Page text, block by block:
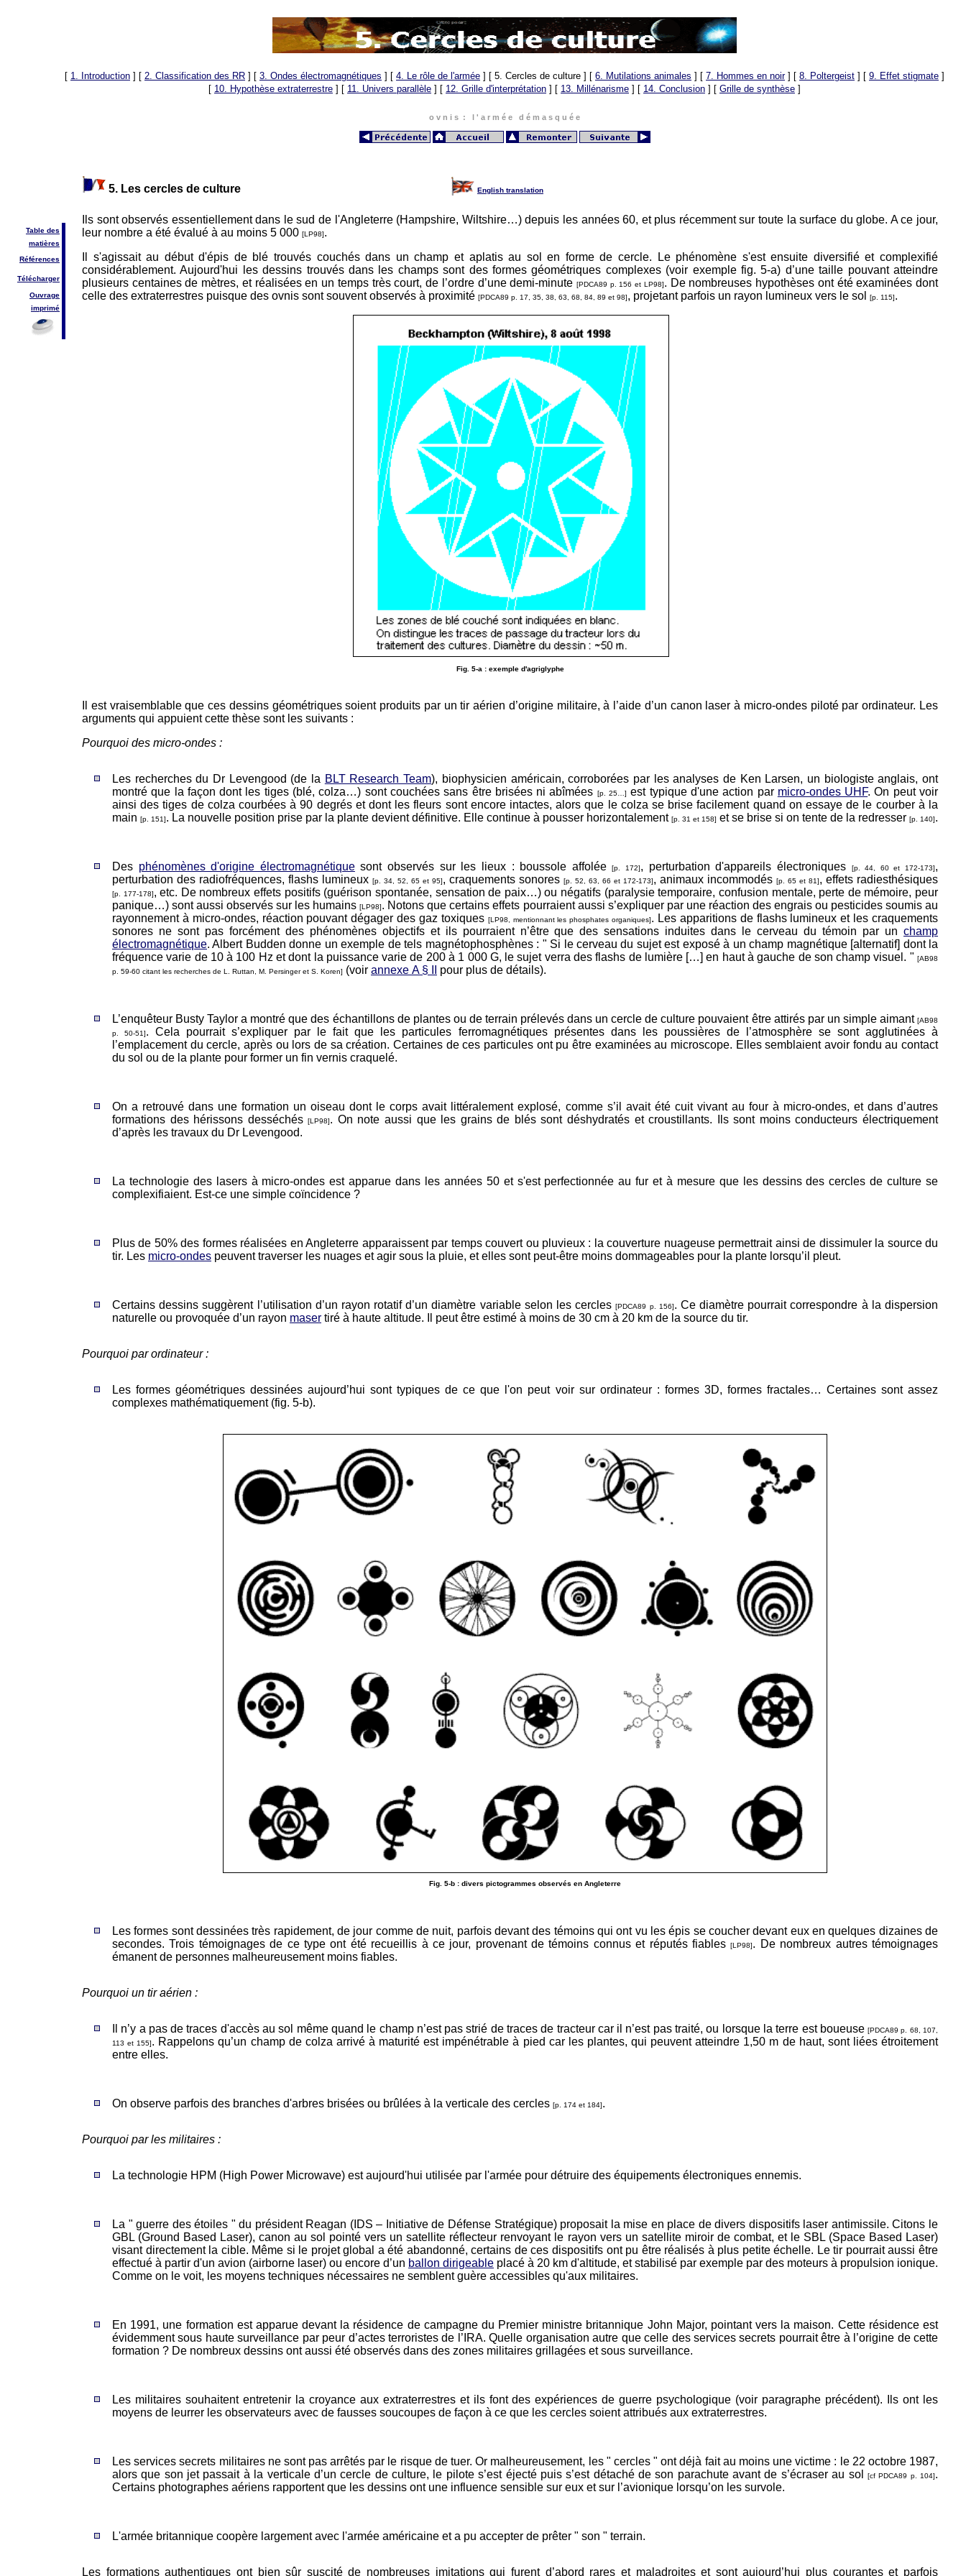
[ 1. Introduction ] [ 2. Classification des RR ] [ 3. Ondes électromagnétiques ] [ 4. Le rôle de l'armée ] [ 5. Cercles de culture ] [ 6. Mutilations animales ] [ 7. Hommes en noir] [ 8. Poltergeist ] [ 9. Effet stigmate ]
[ 10. Hypothèse extraterrestre ] [ 11. Univers parallèle ] [ 12. Grille d'interprétation ] [ 13. Millénarisme ] [ 14. Conclusion ] [ Grille de synthèse ]
o v n i s : l ' a r m é e d é m a s q u é e
Table des
matières
Références
Télécharger
Ouvrage
imprimé
5. Les cercles de culture English translation
Ils sont observés essentiellement dans le sud de l'Angleterre (Hampshire, Wiltshire…) depuis les années 60, et plus récemment sur toute la surface du globe. A ce jour,
leur nombre a été évalué à au moins 5 000 [LP98].
Il s'agissait au début d'épis de blé trouvés couchés dans un champ et aplatis au sol en forme de cercle. Le phénomène s'est ensuite diversifié et complexifié
considérablement. Aujourd'hui les dessins trouvés dans les champs sont des formes géométriques complexes (voir exemple fig. 5-a) d’une taille pouvant atteindre
plusieurs centaines de mètres, et réalisées en un temps très court, de l’ordre d’une demi-minute [PDCA89 p. 156 et LP98]. De nombreuses hypothèses ont été examinées dont
celle des extraterrestres puisque des ovnis sont souvent observés à proximité [PDCA89 p. 17, 35, 38, 63, 68, 84, 89 et 98], projetant parfois un rayon lumineux vers le sol [p. 115].
Fig. 5-a : exemple d'agriglyphe
Il est vraisemblable que ces dessins géométriques soient produits par un tir aérien d’origine militaire, à l’aide d’un canon laser à micro-ondes piloté par ordinateur. Les
arguments qui appuient cette thèse sont les suivants :
Pourquoi des micro-ondes :
Les recherches du Dr Levengood (de la BLT Research Team), biophysicien américain, corroborées par les analyses de Ken Larsen, un biologiste anglais, ont
montré que la façon dont les tiges (blé, colza…) sont couchées sans être brisées ni abîmées [p. 25…] est typique d'une action par micro-ondes UHF. On peut voir
ainsi des tiges de colza courbées à 90 degrés et dont les fleurs sont encore intactes, alors que le colza se brise facilement quand on essaye de le courber à la
main [p. 151]. La nouvelle position prise par la plante devient définitive. Elle continue à pousser horizontalement [p. 31 et 158] et se brise si on tente de la redresser [p. 140].
Des phénomènes d'origine électromagnétiquesont observés sur les lieux : boussole affolée[p. 172], perturbation d'appareils électroniques [p. 44, 60 et 172-173],
perturbation des radiofréquences, flashs lumineux [p. 34, 52, 65 et 95], craquements sonores [p. 52, 63, 66 et 172-173], animaux incommodés [p. 65 et 81], effets radiesthésiques
[p. 177-178], etc. De nombreux effets positifs (guérison spontanée, sensation de paix…) ou négatifs (paralysie temporaire, confusion mentale, perte de mémoire, peur
panique…) sont aussi observés sur les humains[LP98]. Notons que certains effets pourraient aussi s’expliquer par une réaction des engrais ou pesticides soumis au
rayonnement à micro-ondes, réaction pouvant dégager des gaz toxiques [LP98, mentionnant les phosphates organiques]. Les apparitions de flashs lumineux et les craquements
sonores ne sont pas forcément des phénomènes objectifs et ils pourraient n’être que des sensations induites dans le cerveau du témoin par un champ
électromagnétique. Albert Budden donne un exemple de tels magnétophosphènes : " Si le cerveau du sujet est exposé à un champ magnétique [alternatif] dont la
fréquence varie de 10 à 100 Hz et dont la puissance varie de 200 à 1 000 G, le sujet verra des flashs de lumière […] en haut à gauche de son champ visuel. " [AB98
p. 59-60 citant les recherches de L. Ruttan, M. Persinger et S. Koren] (voir annexe A § II pour plus de détails).
L’enquêteur Busty Taylor a montré que des échantillons de plantes ou de terrain prélevés dans un cercle de culture pouvaient être attirés par un simple aimant [AB98
p. 50-51]. Cela pourrait s’expliquer par le fait que les particules ferromagnétiques présentes dans les poussières de l’atmosphère se sont agglutinées à
l’emplacement du cercle, après ou lors de sa création. Certaines de ces particules ont pu être examinées au microscope. Elles semblaient avoir fondu au contact
du sol ou de la plante pour former un fin vernis craquelé.
On a retrouvé dans une formation un oiseau dont le corps avait littéralement explosé, comme s’il avait été cuit vivant au four à micro-ondes, et dans d’autres
formations des hérissons desséchés[LP98]. On note aussi que les grains de blés sont déshydratés et croustillants. Ils sont moins conducteurs électriquement
d’après les travaux du Dr Levengood.
La technologie des lasers à micro-ondes est apparue dans les années 50 et s'est perfectionnée au fur et à mesure que les dessins des cercles de culture se
complexifiaient. Est-ce une simple coïncidence ?
Plus de 50% des formes réalisées en Angleterre apparaissent par temps couvert ou pluvieux : la couverture nuageuse permettrait ainsi de dissimuler la source du
tir. Les micro-ondes peuvent traverser les nuages et agir sous la pluie, et elles sont peut-être moins dommageables pour la plante lorsqu’il pleut.
Certains dessins suggèrent l’utilisation d’un rayon rotatif d’un diamètre variable selon les cercles[PDCA89 p. 156]. Ce diamètre pourrait correspondre à la dispersion
naturelle ou provoquée d’un rayon maser tiré à haute altitude. Il peut être estimé à moins de 30 cm à 20 km de la source du tir.
Pourquoi par ordinateur :
Les formes géométriques dessinées aujourd’hui sont typiques de ce que l'on peut voir sur ordinateur : formes 3D, formes fractales… Certaines sont assez
complexes mathématiquement (fig. 5-b).
Fig. 5-b : divers pictogrammes observés en Angleterre
Les formes sont dessinées très rapidement, de jour comme de nuit, parfois devant des témoins qui ont vu les épis se coucher devant eux en quelques dizaines de
secondes. Trois témoignages de ce type ont été recueillis à ce jour, provenant de témoins connus et réputés fiables[LP98]. De nombreux autres témoignages
émanent de personnes malheureusement moins fiables.
Pourquoi un tir aérien :
Il n’y a pas de traces d'accès au sol même quand le champ n’est pas strié de traces de tracteur car il n’est pas traité, ou lorsque la terre est boueuse[PDCA89 p. 68, 107,
113 et 155]. Rappelons qu’un champ de colza arrivé à maturité est impénétrable à pied car les plantes, qui peuvent atteindre 1,50 m de haut, sont liées étroitement
entre elles.
On observe parfois des branches d'arbres brisées ou brûlées à la verticale des cercles [p. 174 et 184].
Pourquoi par les militaires :
La technologie HPM (High Power Microwave) est aujourd'hui utilisée par l'armée pour détruire des équipements électroniques ennemis.
La " guerre des étoiles " du président Reagan (IDS – Initiative de Défense Stratégique) proposait la mise en place de divers dispositifs laser antimissile. Citons le
GBL (Ground Based Laser), canon au sol pointé vers un satellite réflecteur renvoyant le rayon vers un satellite miroir de combat, et le SBL (Space Based Laser)
visant directement la cible. Même si le projet global a été abandonné, certains de ces dispositifs ont pu être réalisés à plus petite échelle. Le tir pourrait aussi être
effectué à partir d'un avion (airborne laser) ou encore d’un ballon dirigeable placé à 20 km d'altitude, et stabilisé par exemple par des moteurs à propulsion ionique.
Comme on le voit, les moyens techniques nécessaires ne semblent guère accessibles qu'aux militaires.
En 1991, une formation est apparue devant la résidence de campagne du Premier ministre britannique John Major, pointant vers la maison. Cette résidence est
évidemment sous haute surveillance par peur d’actes terroristes de l’IRA. Quelle organisation autre que celle des services secrets pourrait être à l’origine de cette
formation ? De nombreux dessins ont aussi été observés dans des zones militaires grillagées et sous surveillance.
Les militaires souhaitent entretenir la croyance aux extraterrestres et ils font des expériences de guerre psychologique (voir paragraphe précédent). Ils ont les
moyens de leurrer les observateurs avec de fausses soucoupes de façon à ce que les cercles soient attribués aux extraterrestres.
Les services secrets militaires ne sont pas arrêtés par le risque de tuer. Or malheureusement, les " cercles " ont déjà fait au moins une victime : le 22 octobre 1987,
alors que son jet passait à la verticale d’un cercle de culture, le pilote s’est éjecté puis s’est détaché de son parachute avant de s’écraser au sol
[cf PDCA89 p. 104].
Certains photographes aériens rapportent que les dessins ont une influence sensible sur eux et sur l’avionique lorsqu’on les survole.
L'armée britannique coopère largement avec l'armée américaine et a pu accepter de prêter " son " terrain.
Les formations authentiques ont bien sûr suscité de nombreuses imitations qui furent d’abord rares et maladroites et sont aujourd’hui plus courantes et parfois